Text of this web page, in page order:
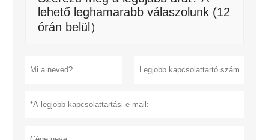
lehető leghamarabb válaszolunk (12
órán belül）